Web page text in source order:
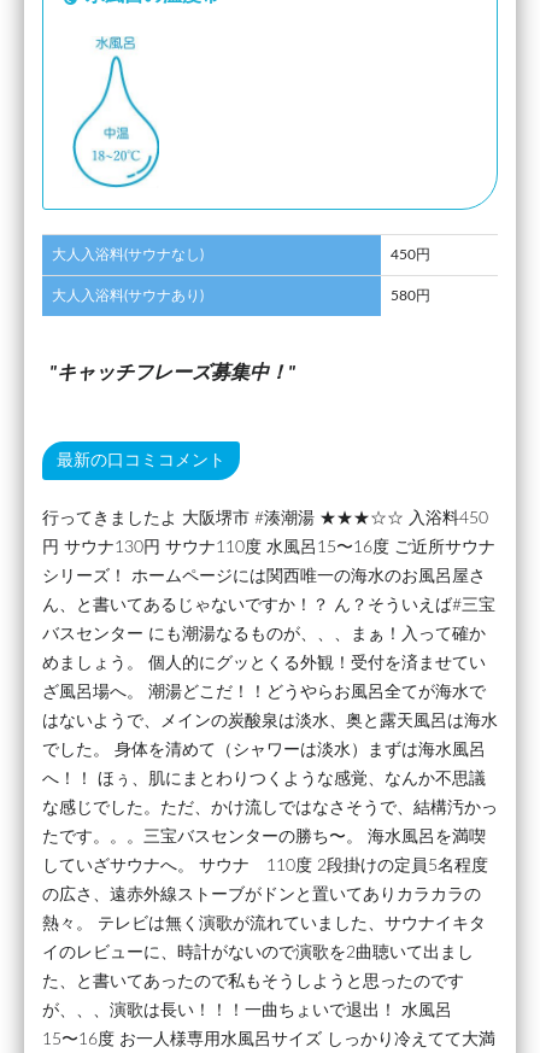
大人入浴料(サウナなし) 450円
大人入浴料(サウナあり) 580円
キャッチフレーズ募集中！
最新の口コミコメント
行ってきましたよ 大阪堺市 #湊潮湯 ★★★☆☆ 入浴料450
円 サウナ130円 サウナ110度 水風呂15〜16度 ご近所サウナ
シリーズ！ ホームページには関西唯一の海水のお風呂屋さ
ん、と書いてあるじゃないですか！？ ん？そういえば#三宝
バスセンター にも潮湯なるものが、、、まぁ！入って確か
めましょう。 個人的にグッとくる外観！受付を済ませてい
ざ風呂場へ。 潮湯どこだ！！どうやらお風呂全てが海水で
はないようで、メインの炭酸泉は淡水、奥と露天風呂は海水
でした。 身体を清めて（シャワーは淡水）まずは海水風呂
へ！！ ほぅ、肌にまとわりつくような感覚、なんか不思議
な感じでした。ただ、かけ流しではなさそうで、結構汚かっ
たです。。。三宝バスセンターの勝ち〜。 海水風呂を満喫
していざサウナへ。 サウナ 110度 2段掛けの定員5名程度
の広さ、遠赤外線ストーブがドンと置いてありカラカラの
熱々。 テレビは無く演歌が流れていました、サウナイキタ
イのレビューに、時計がないので演歌を2曲聴いて出まし
た、と書いてあったので私もそうしようと思ったのです
が、、、演歌は長い！！！一曲ちょいで退出！ 水風呂
15〜16度 お一人様専用水風呂サイズ しっかり冷えてて大満